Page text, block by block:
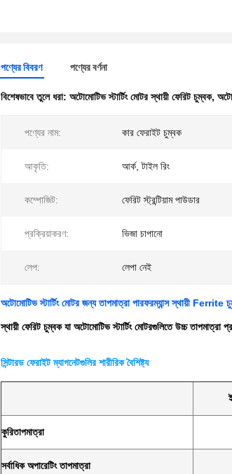
পণ্যের বিবরণ পণ্যের বর্ণনা
বিশেষভাবে তুলে ধরা: অটোমোটিভ স্টার্টিং মোটর স্থায়ী ফেরিট চুম্বক,
পণ্যের নাম: কার ফেরাইট চুম্বক
আকৃতি: আর্ক, টাইল রিং
কম্পোজিট: ফেরিট স্ট্রন্টিয়াম পাউডার
প্রক্রিয়াকরণ: ভিজা চাপানো
লেপ: লেপা নেই
অটোমোটিভ স্টার্টিং মোটর জন্য তাপমাত্রা পারফরম্যান্স স্থায়ী Ferrite
স্থায়ী ফেরিট চুম্বক যা অটোমোটিভ স্টার্টিং মোটরগুলিতে উচ্চ তাপমাত্রা
সিন্টারড ফেরাইট ম্যাগনেটগুলির শারীরিক বৈশিষ্ট্য
কুরিতাপমাত্রা
সর্বাধিক অপারেটিং তাপমাত্রা